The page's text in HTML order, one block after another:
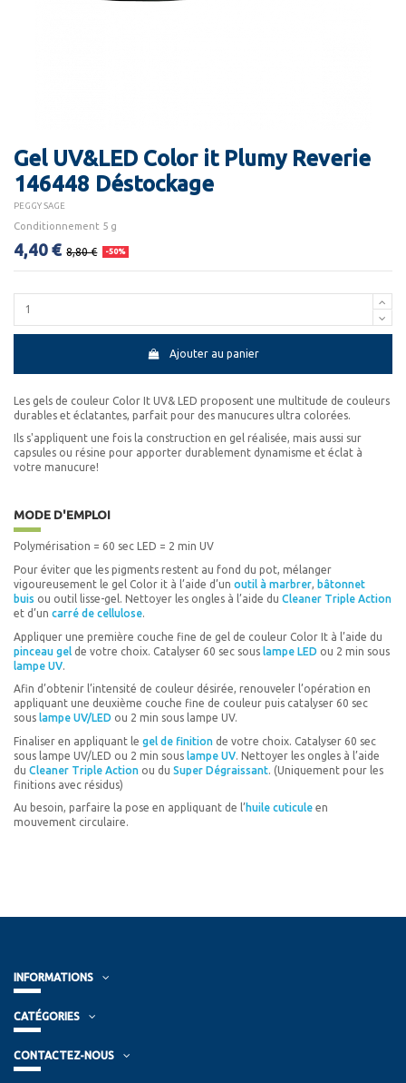
Gel UV&LED Color it Plumy Reverie
146448 Déstockage
PEGGY SAGE
Conditionnement 5 g
4,40 € 8,80 € -50%
Ajouter au panier
Les gels de couleur Color It UV& LED proposent une multitude de couleurs
durables et éclatantes, parfait pour des manucures ultra colorées.
Ils s'appliquent une fois la construction en gel réalisée, mais aussi sur
capsules ou résine pour apporter durablement dynamisme et éclat à
votre manucure!
MODE D'EMPLOI
Polymérisation = 60 sec LED = 2 min UV
Pour éviter que les pigments restent au fond du pot, mélanger
vigoureusement le gel Color it à l’aide d’un outil à marbrer, bâtonnet
buis ou outil lisse-gel. Nettoyer les ongles à l’aide du Cleaner Triple Action
et d’un carré de cellulose.
Appliquer une première couche fine de gel de couleur Color It à l’aide du
pinceau gel de votre choix. Catalyser 60 sec sous lampe LED ou 2 min sous
lampe UV
Afin d’obtenir l’intensité de couleur désirée, renouveler l’opération en
appliquant une deuxième couche fine de couleur puis catalyser 60 sec
sous lampe UV/LED ou 2 min sous lampe UV.
Finaliser en appliquant le gel de finition de votre choix. Catalyser 60 sec
sous lampe UV/LED ou 2 min sous lampe UV. Nettoyer les ongles à l’aide
du Cleaner Triple Action ou du Super Dégraissant. (Uniquement pour les
finitions avec résidus)
Au besoin, parfaire la pose en appliquant de l’ huile cuticule en
mouvement circulaire.
INFORMATIONS
CATÉGORIES
CONTACTEZ-NOUS